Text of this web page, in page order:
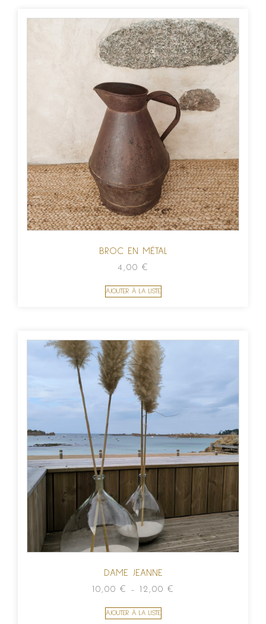
BROC EN MÉTAL
4,00 €
AJOUTER À LA LISTE
DAME JEANNE
10,00 € – 12,00 €
AJOUTER À LA LISTE